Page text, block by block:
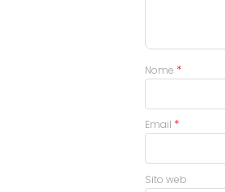
Nome *
Email *
Sito web